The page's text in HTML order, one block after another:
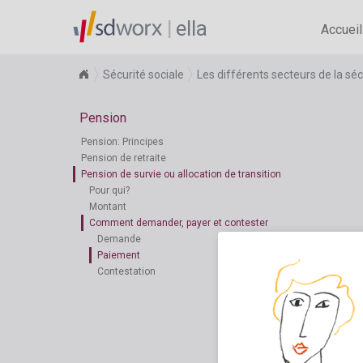
ella Accueil
Sécurité sociale Les différents secteurs de la
Pension
Pension: Principes
Pension de retraite
Pension de survie ou allocation de transition
Pour qui?
Montant
Comment demander, payer et contester
Demande
Paiement
Contestation